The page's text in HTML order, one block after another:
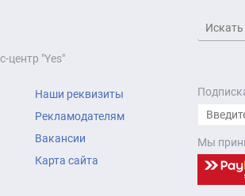
центр "Yes"
Наши реквизиты
Рекламодателям
Вакансии
Карта сайта
Мы